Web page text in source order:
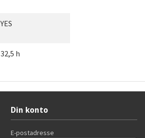
YES
32,5 h
Din konto
E-postadresse